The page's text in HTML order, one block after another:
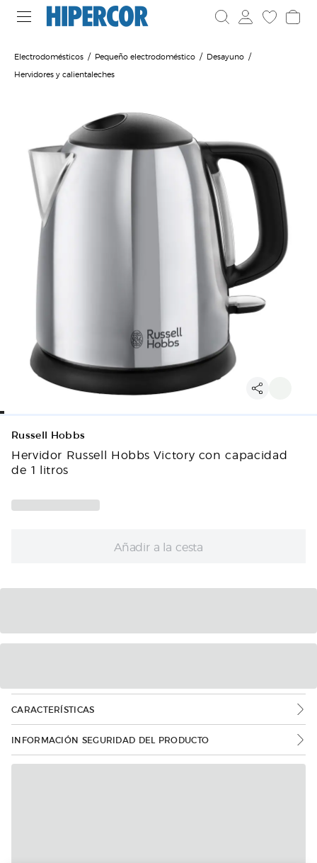
Electrodomésticos Pequeño electrodoméstico
Desayuno
Hervidores y calientaleches
Russell Hobbs
Hervidor Russell Hobbs Victory con capacidad
de 1 litros
Añadir a la cesta
CARACTERÍSTICAS
INFORMACIÓN SEGURIDAD DEL PRODUCTO